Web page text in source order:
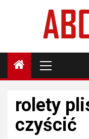
Menu
rolety
czyścić